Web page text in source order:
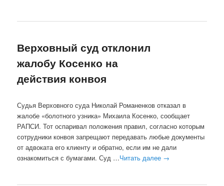
Верховный суд отклонил
жалобу Косенко на
действия конвоя
Судья Верховного суда Николай Романенков отказал в
жалобе «болотного узника» Михаила Косенко, сообщает
РАПСИ. Тот оспаривал положения правил, согласно которым
сотрудники конвоя запрещают передавать любые документы
от адвоката его клиенту и обратно, если им не дали
ознакомиться с бумагами. Суд …Читать далее →